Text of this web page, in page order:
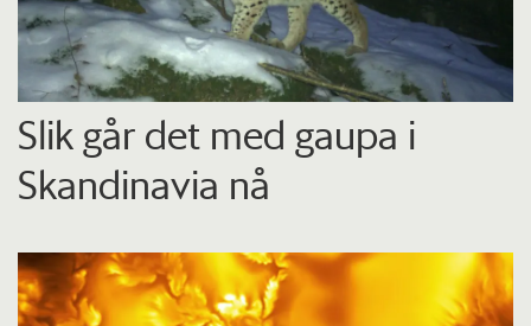
Slik går det med gaupa i
Skandinavia nå